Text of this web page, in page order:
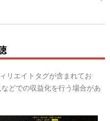
リエイトタグが含まれてお
どでの収益化を行う場合があ